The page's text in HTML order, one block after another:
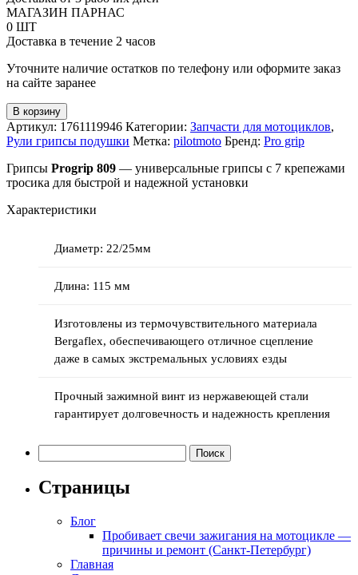
809
+
7
крепежей
тросика
МАГАЗИН ПАРНАС
0 ШТ
Доставка в течение 2 часов
Уточните наличие остатков по телефону или оформите заказ
на сайте заранее
В корзину
Артикул: 1761119946 Категории: Запчасти для мотоциклов,
Рули грипсы подушки Метка: pilotmoto Бренд: Pro grip
Грипсы Progrip 809 — универсальные грипсы с 7 крепежами
тросика для быстрой и надежной установки
Характеристики
Диаметр: 22/25мм
Длина: 115 мм
Изготовлены из термочувствительного материала
Bergaflex, обеспечивающего отличное сцепление
даже в самых экстремальных условиях езды
Прочный зажимной винт из нержавеющей стали
гарантирует долговечность и надежность крепления
Страницы
Блог
Пробивает свечи зажигания на мотоцикле —
причины и ремонт (Санкт-Петербург)
Главная